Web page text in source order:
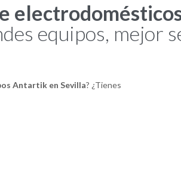
equipos, mejor
Antartik en Sevilla? ¿Tienes